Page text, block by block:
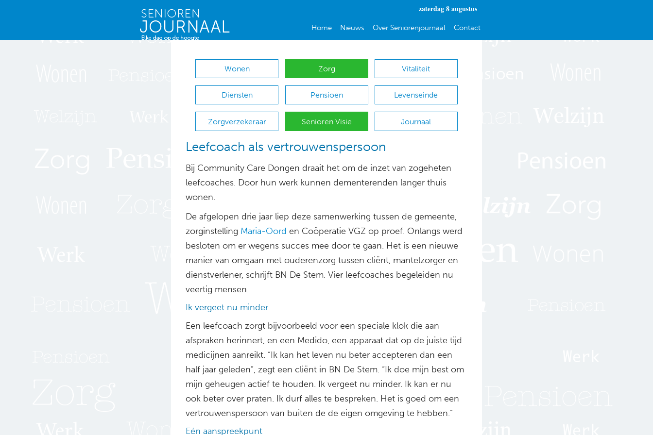
zaterdag 8 augustus
Home Nieuws Over Seniorenjournaal Contact
Wonen Zorg Vitaliteit
Diensten Pensioen Levenseinde
Zorgverzekeraar Senioren Visie Journaal
Leefcoach als vertrouwenspersoon
Bij Community Care Dongen draait het om de inzet van zogeheten
leefcoaches. Door hun werk kunnen dementerenden langer thuis
wonen.
De afgelopen drie jaar liep deze samenwerking tussen de gemeente,
zorginstelling Maria-Oord en Coöperatie VGZ op proef. Onlangs werd
besloten om er wegens succes mee door te gaan. Het is een nieuwe
manier van omgaan met ouderenzorg tussen cliënt, mantelzorger en
dienstverlener, schrijft BN De Stem. Vier leefcoaches begeleiden nu
veertig mensen.
Ik vergeet nu minder
Een leefcoach zorgt bijvoorbeeld voor een speciale klok die aan
afspraken herinnert, en een Medido, een apparaat dat op de juiste tijd
medicijnen aanreikt. “Ik kan het leven nu beter accepteren dan een
half jaar geleden”, zegt een cliënt in BN De Stem. “Ik doe mijn best om
mijn geheugen actief te houden. Ik vergeet nu minder. Ik kan er nu
ook beter over praten. Ik durf alles te bespreken. Het is goed om een
vertrouwenspersoon van buiten de de eigen omgeving te hebben.”
Eén aanspreekpunt